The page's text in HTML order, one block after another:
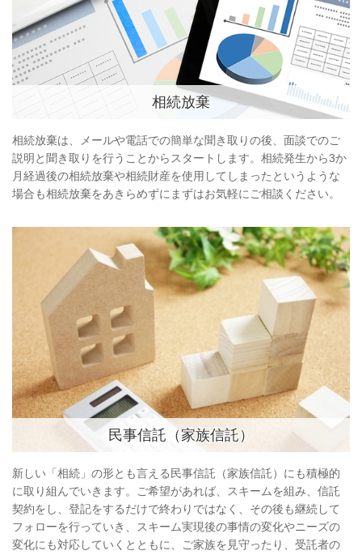
相続放棄
相続放棄は、メールや電話での簡単な聞き取りの後、面談でのご
説明と聞き取りを行うことからスタートします。相続発生から3か
月経過後の相続放棄や相続財産を使用してしまったというような
場合も相続放棄をあきらめずにまずはお気軽にご相談ください。
民事信託（家族信託）
新しい「相続」の形とも言える民事信託（家族信託）にも積極的
に取り組んでいきます。ご希望があれば、スキームを組み、信託
契約をし、登記をするだけで終わりではなく、その後も継続して
フォローを行っていき、スキーム実現後の事情の変化やニーズの
変化にも対応していくとともに、ご家族を見守ったり、受託者の